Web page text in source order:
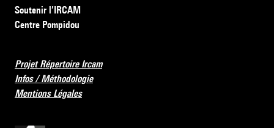
Soutenir l’IRCAM
Centre Pompidou
Projet Répertoire Ircam
Infos / Méthodologie
Mentions Légales